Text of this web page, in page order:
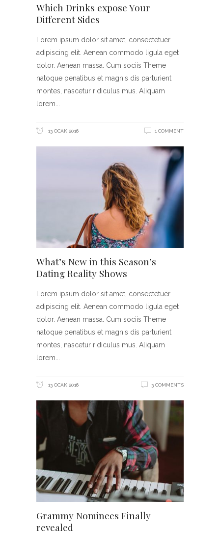
Which Drinks expose Your
Different Sides
Lorem ipsum dolor sit amet, consectetuer
adipiscing elit. Aenean commodo ligula eget
dolor. Aenean massa. Cum sociis Theme
natoque penatibus et magnis dis parturient
montes, nascetur ridiculus mus. Aliquam
lorem
13 OCAK 2016 1 COMMENT
What’s New in this Season’s
Dating Reality Shows
Lorem ipsum dolor sit amet, consectetuer
adipiscing elit. Aenean commodo ligula eget
dolor. Aenean massa. Cum sociis Theme
natoque penatibus et magnis dis parturient
montes, nascetur ridiculus mus. Aliquam
lorem
13 OCAK 2016 3 COMMENTS
Grammy Nominees Finally
revealed